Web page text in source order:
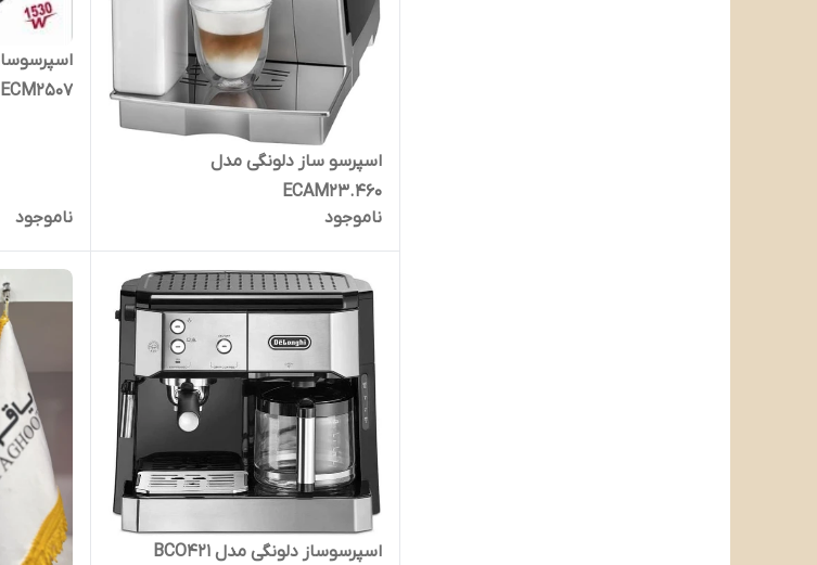
اسپرسو ساز دلونگی مدل
ECAM23.460
ناموجود
ECM2507
ناموجود
اسپرسوساز دلونگی مدل BCO421